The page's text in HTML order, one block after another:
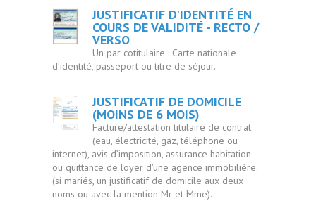
JUSTIFICATIF D'IDENTITÉ EN
COURS DE VALIDITÉ - RECTO /
VERSO
Un par cotitulaire : Carte nationale
d’identité, passeport ou titre de séjour.
JUSTIFICATIF DE DOMICILE
(MOINS DE 6 MOIS)
Facture/attestation titulaire de contrat
(eau, électricité, gaz, téléphone ou
internet), avis d’imposition, assurance habitation
ou quittance de loyer d'une agence immobilière.
(si mariés, un justificatif de domicile aux deux
noms ou avec la mention Mr et Mme).